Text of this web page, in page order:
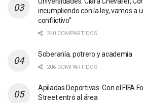
incumpliendo con la ley, vamos a
conflictivo”
240 COMPARTIDOS
Soberanía, potrero y academia
206 COMPARTIDOS
Apiladas Deportivas: Con el FIFA
Street entró al área